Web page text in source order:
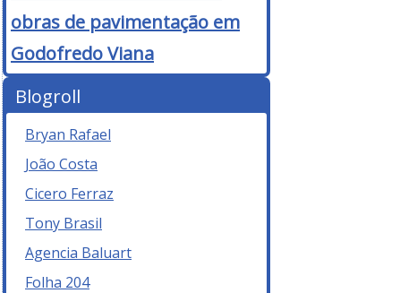
obras de pavimentação em
Godofredo Viana
Blogroll
Bryan Rafael
João Costa
Cicero Ferraz
Tony Brasil
Agencia Baluart
Folha 204